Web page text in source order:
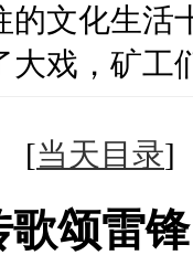
的文化生活
大戏，矿工
[当天目录
颂雷